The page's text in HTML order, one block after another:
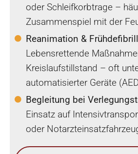
oder Schleifkorbtrage –
Zusammenspiel mit der
Reanimation &
Lebensrettende
Kreislaufstillstand – oft
automatisierter Geräte
Begleitung bei
Einsatz auf
oder